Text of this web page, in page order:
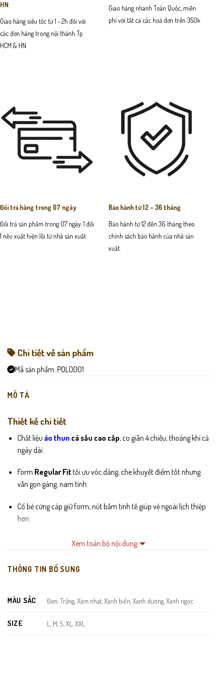
HN
Giao hàng siêu tốc từ 1 - 2h đối với
các đơn hàng trong nội thành Tp
HCM & HN
Giao hàng nhanh Toàn Quốc, miễn
phí với tất cả các hoá đơn trên 350k
Đổi trả hàng trong 07 ngày
Đổi trả sản phẩm trong 07 ngày. 1 đổi
1 nếu xuất hiện lỗi từ nhà sản xuất.
Bảo hành từ 12 - 36 tháng
Bảo hành từ 12 đến 36 tháng theo
chính sách bảo hành của nhà sản
xuất.
Chi tiết về sản phẩm
Mã sản phẩm: POLO001
MÔ TẢ
Thiết kế chi tiết
Chất liệu áo thun cá sấu cao cấp, co giãn 4 chiều, thoáng khí cả
ngày dài.
Form Regular Fittối ưu vóc dáng, che khuyết điểm tốt nhưng
vẫn gọn gàng, nam tính.
Cổ bẻ cứng cáp giữ form, nút bấm tinh tế giúp vẻ ngoài lịch thiệp
hơn.
tối giản – sang trọng, mang đậm tinh thần thời
Màu sắc trang nhã, rất dễ phối cùng quần jeans, kaki hoặc quần
Xem toàn bộ nội dung
THÔNG TIN BỔ SUNG
MÀU SẮC Đen, Trắng, Xám nhạt, Xanh biển, Xanh dương, Xanh ngọc
SIZE L, M, S, XL, XXL